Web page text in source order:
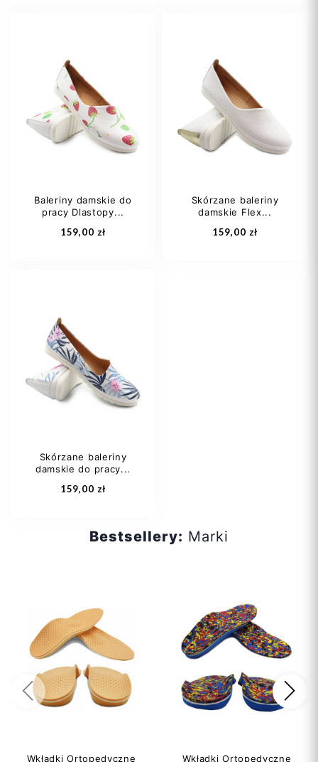
37
39
40 +2
Dodaj do koszyka
37
39
Dodaj do koszyka
Baleriny damskie do
pracy Dlastopy...
159,00 zł
36 37
39
40 +2
Dodaj do koszyka
Skórzane baleriny
damskie Flex...
159,00 zł
Skórzane baleriny
damskie do pracy...
159,00 zł
37
40
41
Bestsellery: Marki
Wkładki Ortopedyczne
Wkładki Ortopedyczne
Poprzedni